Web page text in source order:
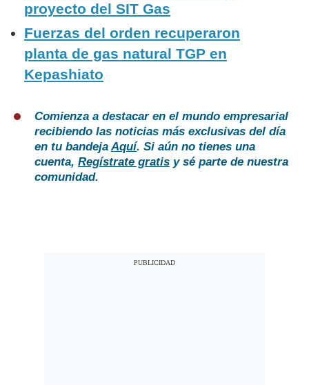
proyecto del SIT Gas
Fuerzas del orden recuperaron
planta de gas natural TGP en
Kepashiato
Comienza a destacar en el mundo empresarial
recibiendo las noticias más exclusivas del día
en tu bandejaAquí. Si aún no tienes una
cuenta, Regístrate gratis y sé parte de nuestra
comunidad.